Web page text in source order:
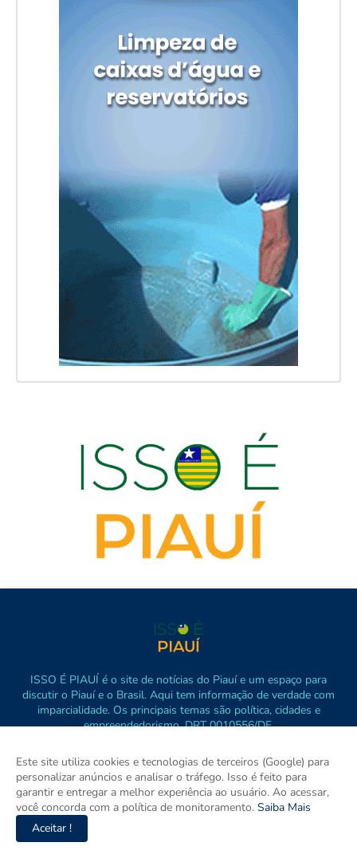
ISSO É PIAUÍ é o site de notícias do Piauí e um espaço para
discutir o Piauí e o Brasil. Aqui tem informação de verdade com
imparcialidade. Os principais temas são política, cidades e
empreendedorismo. DRT 0010556/DF.
Este site utiliza cookies e tecnologias de terceiros (Google) para
personalizar anúncios e analisar o tráfego. Isso é feito para
garantir e entregar a melhor experiência ao usuário. Ao acessar,
você concorda com a política de monitoramento. Saiba Mais
Aceitar !